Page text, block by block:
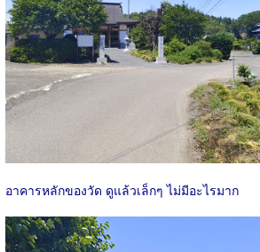
อาคารหลักของวัด ดูแล้วเล็กๆ ไม่มีอะไรมาก